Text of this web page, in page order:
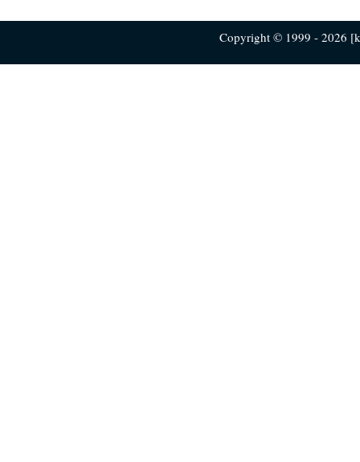
Copyright © 1999 - 2026